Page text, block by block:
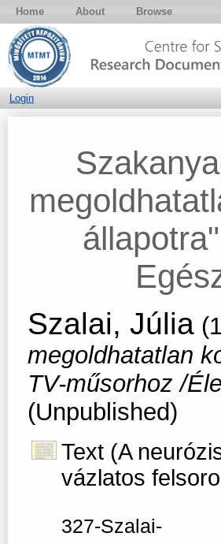
Home About Browse
Login
Szalai, Júlia
megoldhatatlan
TV-műsorhoz /
(Unpublished)
Text (A
vázlatos
327-Szalai-